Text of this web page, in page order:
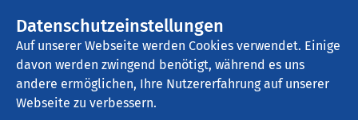
Datenschutzeinstellungen
Auf unserer Webseite werden Cookies verwendet. Einige
davon werden zwingend benötigt, während es uns
andere ermöglichen, Ihre Nutzererfahrung auf unserer
Webseite zu verbessern.
AMEOS Klinikum Schönebeck